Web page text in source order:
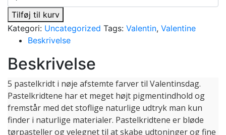
with
love
antal
Tilføj til kurv
Kategori: Uncategorized Tags: Valentin, Valentine
Beskrivelse
Beskrivelse
5 pastelkridt i nøje afstemte farver til Valentinsdag.
Pastelkridtene har et meget højt pigmentindhold og
fremstår med det stoflige naturlige udtryk man kun
finder i naturlige materialer. Pastelkridtene er bløde
tørpasteller og velegnet til at skabe udtoninger og fine